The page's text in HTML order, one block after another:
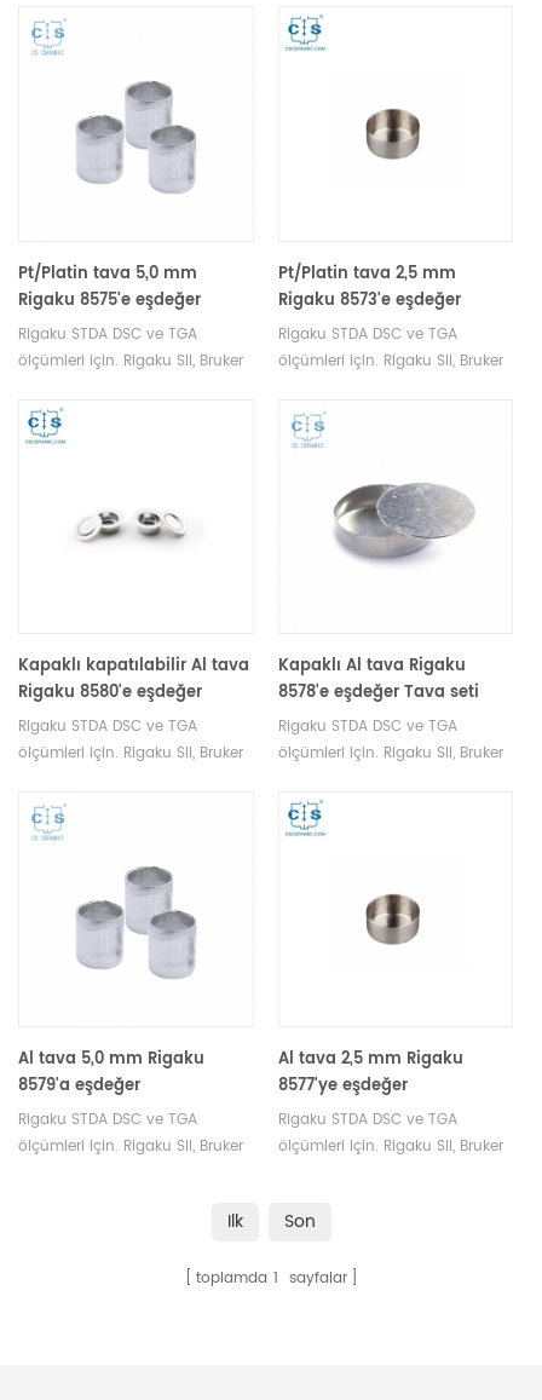
potalar ve numune tavaları
üreticisi.
potalar ve numune tavaları
üreticisi.
Pt/Platin tava 5,0 mm
Rigaku 8575'e eşdeğer
Rigaku STDA DSC ve TGA
ölçümleri için. Rigaku SII, Bruker
üreticisi.
Pt/Platin tava 2,5 mm
Rigaku 8573'e eşdeğer
Rigaku STDA DSC ve TGA
ölçümleri için. Rigaku SII, Bruker
üreticisi.
Kapaklı kapatılabilir Al tava
Rigaku 8580'e eşdeğer
Rigaku STDA DSC ve TGA
ölçümleri için. Rigaku SII, Bruker
üreticisi.
Kapaklı Al tava Rigaku
8578'e eşdeğer Tava seti
(8577) + Kapak (A00011296)
Rigaku STDA DSC ve TGA
ölçümleri için. Rigaku SII, Bruker
üreticisi.
Al tava 5,0 mm Rigaku
8579'a eşdeğer
Rigaku STDA DSC ve TGA
ölçümleri için. Rigaku SII, Bruker
Al tava 2,5 mm Rigaku
8577'ye eşdeğer
Rigaku STDA DSC ve TGA
ölçümleri için. Rigaku SII, Bruker
Ilk Son
toplamda 1 sayfalar